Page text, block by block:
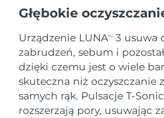
Głębokie
Urządzenie LUNATM
3 usuwa
zabrudzeń, sebum i
dzięki czemu jest o wiele
skuteczna niż oczyszczanie
samych rąk. Pulsacje T-Sonic
rozszerzają pory, usuwając
Filipiny
Polska
Portugalia